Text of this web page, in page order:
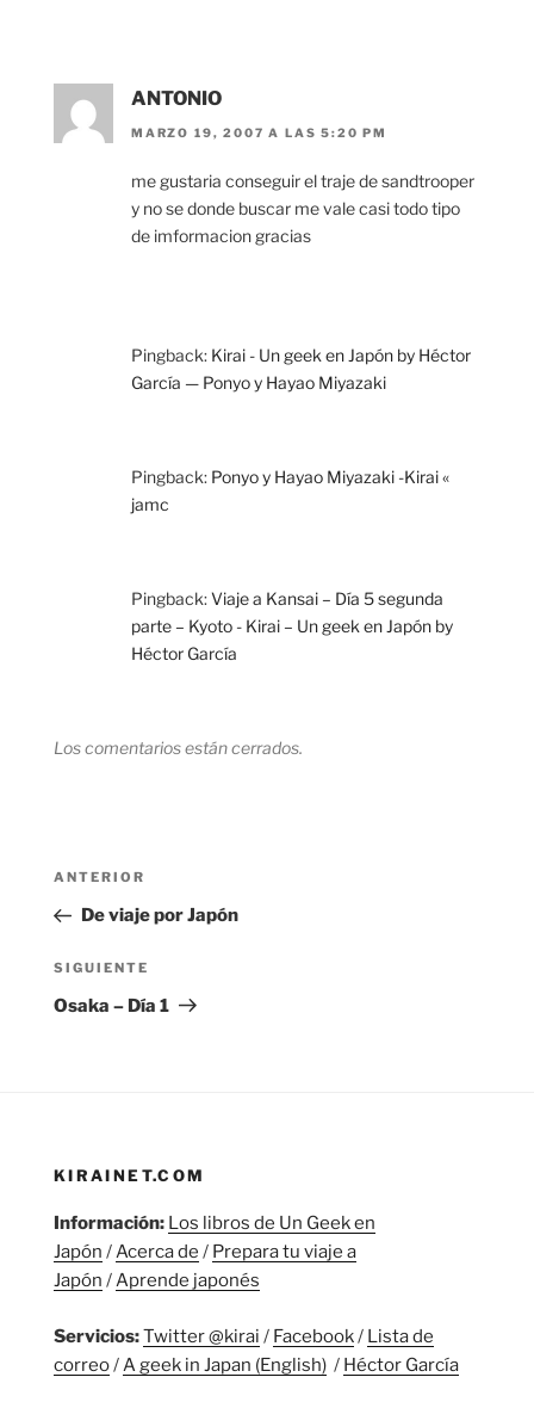
ANTONIO
MARZO 19, 2007 A LAS 5:20 PM
me gustaria conseguir el traje de sandtrooper
y no se donde buscar me vale casi todo tipo
de imformacion gracias
Pingback: Kirai - Un geek en Japón by Héctor
García — Ponyo y Hayao Miyazaki
Pingback: Ponyo y Hayao Miyazaki -Kirai «
jamc
Pingback:Viaje a Kansai – Día 5 segunda
parte – Kyoto - Kirai – Un geek en Japón by
Héctor García
Los comentarios están cerrados.
Navegación
entradas
Entrada
anterior:
ANTERIOR
De viaje por Japón
Siguiente
entrada
SIGUIENTE
Osaka – Día 1
KIRAINET.COM
Información: Los libros de Un Geek en
Japón /Acerca de / Prepara tu viaje a
Japón /Aprende japonés
Servicios:Twitter @kirai / Facebook/ Lista de
correo/A geek in Japan (English) / Héctor García